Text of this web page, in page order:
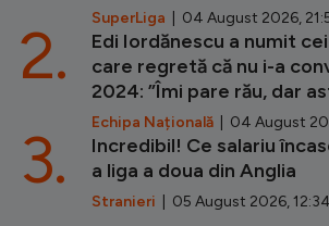
SuperLiga | 04 August 2026,
Edi Iordănescu a numit
care regretă că nu i-a
2024: ”Îmi pare rău, dar
Echipa Națională | 04 August
2.
Incredibil! Ce salariu
a liga a doua din Anglia
Stranieri | 05 August 2026, 12:34
3.